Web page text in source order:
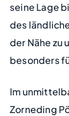
seine Lage
des
der Nähe zu
besonders
Im
Zorneding